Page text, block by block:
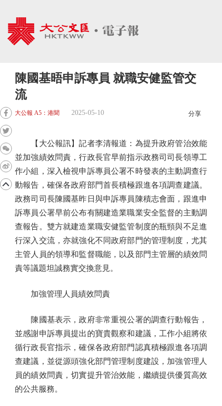
陳國基晤申訴專員 就職安健監管交
流
大公報 A5：港聞 2025-05-10 分享
【大公報訊】記者李清報道：為提升政府管治效能
並加強績效問責，行政長官早前指示政務司司長領導工
作小組，深入檢視申訴專員公署不時發表的主動調查行
動報告，確保各政府部門首長積極跟進各項調查建議。
政務司司長陳國基昨日與申訴專員陳積志會面，跟進申
訴專員公署早前公布有關建造業職業安全監督的主動調
查報告。雙方就建造業職安健監管制度的瓶頸與不足進
行深入交流，亦就強化不同政府部門的管理制度，尤其
主管人員的領導和監督職能，以及部門主管層的績效問
責等議題坦誠務實交換意見。
加強管理人員績效問責
陳國基表示，政府非常重視公署的調查行動報告，
並感謝申訴專員提出的寶貴觀察和建議，工作小組將依
循行政長官指示，確保各政府部門認真積極跟進各項調
查建議，並從源頭強化部門管理制度建設，加強管理人
員的績效問責，切實提升管治效能，繼續提供優質高效
的公共服務。